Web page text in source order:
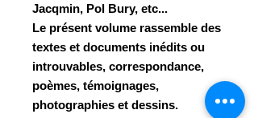
Jacqmin, Pol Bury, etc...
Le présent volume rassemble des
textes et documents inédits ou
introuvables, correspondance,
poèmes, témoignages,
photographies et dessins.